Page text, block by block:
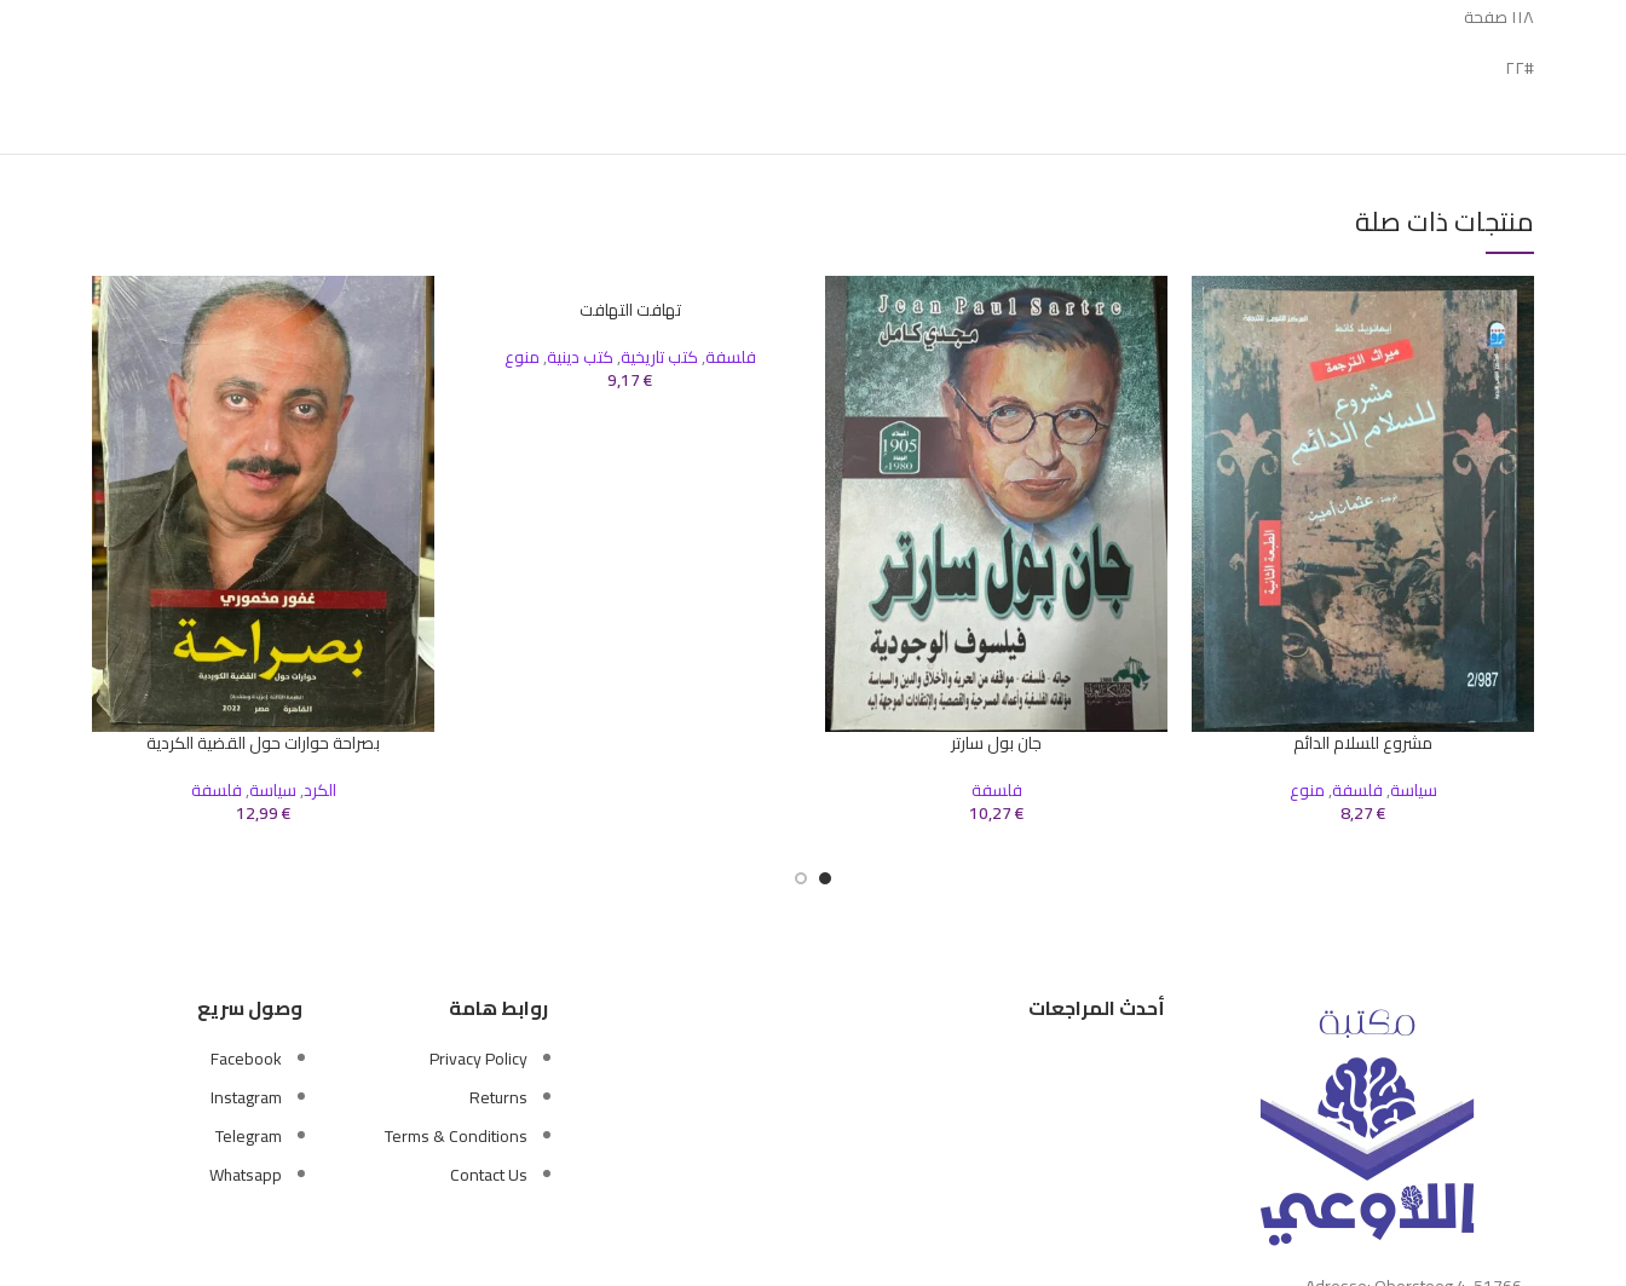
١١٨ صفحة
#٢٢
منتجات ذات صلة
إضافة إلى السلةمشروع للسلام الدائم
سياسة,فلسفة,منوع
8,27€
جان بول سارتر
فلسفة
10,27€
تهافت التهافت
فلسفة,كتب تاريخية,كتب دينية,منوع
9,17€
إضافة إلى السلة
بصراحة حوارات حول القضية الكردية
الكرد,سياسة,فلسفة
12,99€
أحدث المراجعات روابط هامة
Privacy Policy
Returns
Terms & Conditions
Contact Us
وصول سريع
Facebook
Instagram
Telegram
Whatsapp